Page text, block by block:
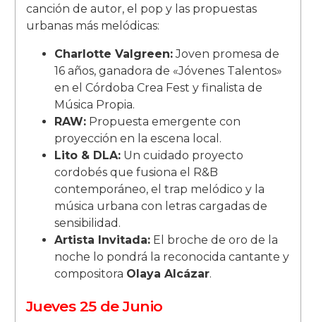
canción de autor, el pop y las propuestas
urbanas más melódicas:
Charlotte Valgreen:Joven promesa de
16 años, ganadora de «Jóvenes Talentos»
en el Córdoba Crea Fest y finalista de
Música Propia.
RAW:Propuesta emergente con
proyección en la escena local.
Lito & DLA:Un cuidado proyecto
cordobés que fusiona el R&B
contemporáneo, el trap melódico y la
música urbana con letras cargadas de
sensibilidad.
Artista Invitada:El broche de oro de la
noche lo pondrá la reconocida cantante y
compositora Olaya Alcázar.
Jueves 25 de Junio